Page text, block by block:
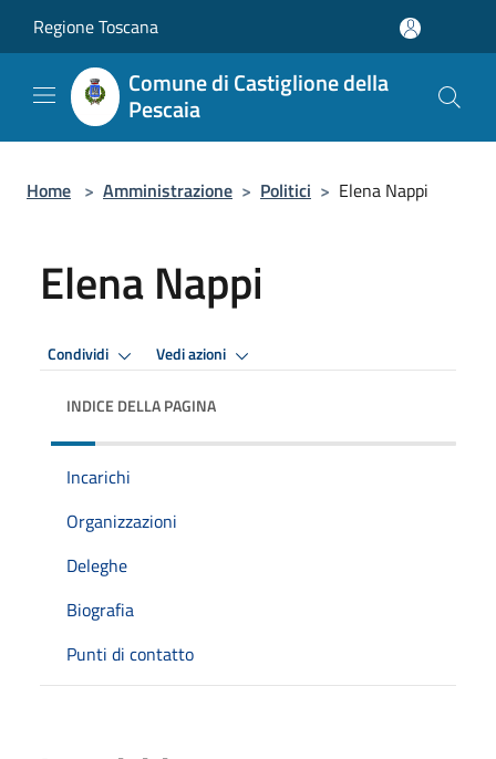
Regione Toscana
Comune di Castiglione della
Pescaia
Home > Amministrazione > Politici > Elena Nappi
Elena Nappi
Condividi Vedi azioni
INDICE DELLA PAGINA
Incarichi
Organizzazioni
Deleghe
Biografia
Punti di contatto